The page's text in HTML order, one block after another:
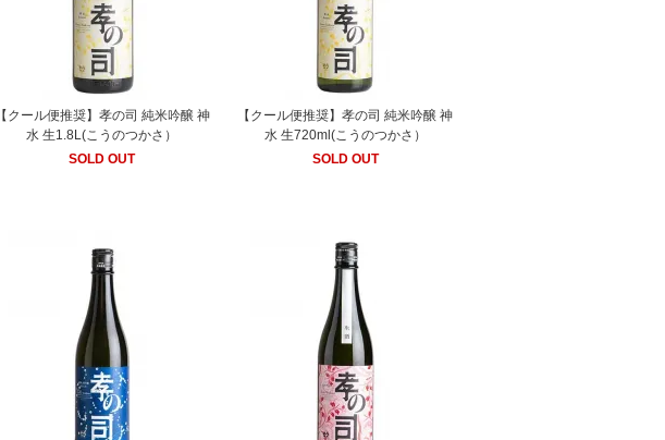
【クール便推奨】孝の司 純米吟醸 神
水 生1.8L(こうのつかさ）
SOLD OUT
【クール便推奨】孝の司 純米吟醸 神
水 生720ml(こうのつかさ）
SOLD OUT